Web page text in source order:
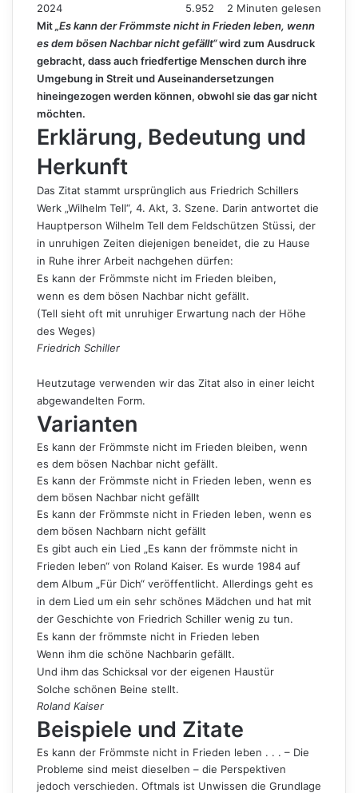
2024
5.952
2 Minuten gelesen
Mit „Es kann der Frömmste nicht in Frieden leben, wenn
es dem bösen Nachbar nicht gefällt“wird zum Ausdruck
gebracht, dass auch friedfertige Menschen durch ihre
Umgebung in Streit und Auseinandersetzungen
hineingezogen werden können, obwohl sie das gar nicht
möchten.
Erklärung, Bedeutung und
Herkunft
Das Zitat stammt ursprünglich aus Friedrich Schillers
Werk „Wilhelm Tell“, 4. Akt, 3. Szene. Darin antwortet die
Hauptperson Wilhelm Tell dem Feldschützen Stüssi, der
in unruhigen Zeiten diejenigen beneidet, die zu Hause
in Ruhe ihrer Arbeit nachgehen dürfen:
Es kann der Frömmste nicht im Frieden bleiben,
wenn es dem bösen Nachbar nicht gefällt.
(Tell sieht oft mit unruhiger Erwartung nach der Höhe
des Weges)
Friedrich Schiller
Heutzutage verwenden wir das Zitat also in einer leicht
abgewandelten Form.
Varianten
Es kann der Frömmste nicht im Frieden bleiben, wenn
es dem bösen Nachbar nicht gefällt.
Es kann der Frömmste nicht in Frieden leben, wenn es
dem bösen Nachbar nicht gefällt
Es kann der Frömmste nicht in Frieden leben, wenn es
dem bösen Nachbarn nicht gefällt
Es gibt auch ein Lied „Es kann der frömmste nicht in
Frieden leben“ von Roland Kaiser. Es wurde 1984 auf
dem Album „Für Dich“ veröffentlicht. Allerdings geht es
in dem Lied um ein sehr schönes Mädchen und hat mit
der Geschichte von Friedrich Schiller wenig zu tun.
Es kann der frömmste nicht in Frieden leben
Wenn ihm die schöne Nachbarin gefällt.
Und ihm das Schicksal vor der eigenen Haustür
Solche schönen Beine stellt.
Roland Kaiser
Beispiele und Zitate
Es kann der Frömmste nicht in Frieden leben . . . – Die
Probleme sind meist dieselben – die Perspektiven
jedoch verschieden. Oftmals ist Unwissen die Grundlage